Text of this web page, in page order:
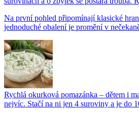
Na první pohled připomínají klasické
jednoduché obalení je promění v
Rychlá okurková pomazánka – dětem i
nejvíc. Stačí na ni jen 4 suroviny a je do